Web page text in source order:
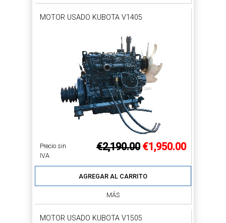
MOTOR USADO KUBOTA V1405
Precio sin
IVA
€2,190.00 €1,950.00
AGREGAR AL CARRITO
MÁS
MOTOR USADO KUBOTA V1505